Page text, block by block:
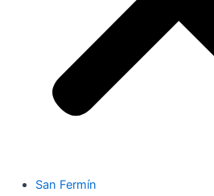
San Fermín